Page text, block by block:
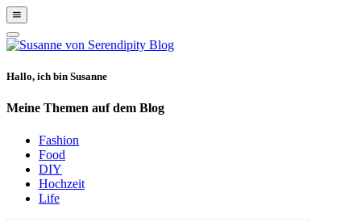
Show
Offscreen
Content
Hide
Offscreen
Hallo, ich bin Susanne
Meine Themen auf dem Blog
Fashion
Food
DIY
Hochzeit
Life